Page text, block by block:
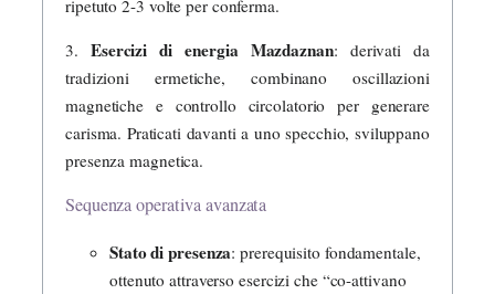
ripetuto 2-3 volte per conferma.
3. Esercizi di energia Mazdaznan: derivati da
tradizioni ermetiche, combinano oscillazioni
magnetiche e controllo circolatorio per generare
carisma. Praticati davanti a uno specchio, sviluppano
presenza magnetica.
Sequenza operativa avanzata
Stato di presenza: prerequisito fondamentale,
ottenuto attraverso esercizi che “co-attivano